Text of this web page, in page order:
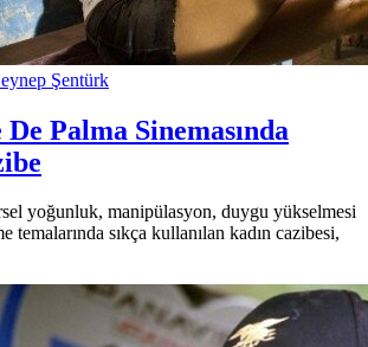
Şentürk
Palma Sinemasında
yoğunluk, manipülasyon, duygu yükselmesi
temalarında sıkça kullanılan kadın cazibesi,